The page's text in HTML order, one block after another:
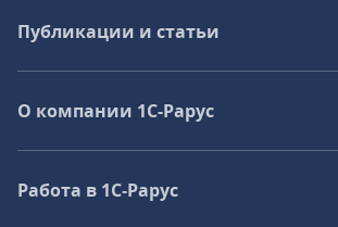
Публикации и статьи
О компании 1C-Рарус
Работа в 1С‑Рарус